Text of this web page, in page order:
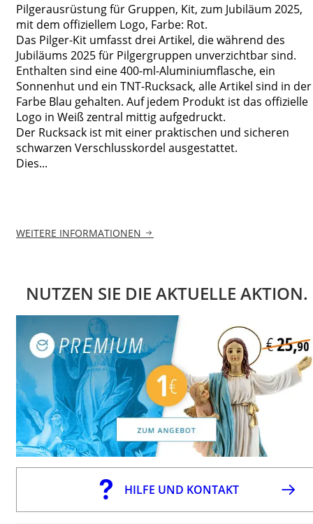
Pilgerausrüstung für Gruppen, Kit, zum Jubiläum 2025,
mit dem offiziellem Logo, Farbe: Rot.
Das Pilger-Kit umfasst drei Artikel, die während des
Jubiläums 2025 für Pilgergruppen unverzichtbar sind.
Enthalten sind eine 400-ml-Aluminiumflasche, ein
Sonnenhut und ein TNT-Rucksack, alle Artikel sind in der
Farbe Blau gehalten. Auf jedem Produkt ist das offizielle
Logo in Weiß zentral mittig aufgedruckt.
Der Rucksack ist mit einer praktischen und sicheren
schwarzen Verschlusskordel ausgestattet.
Dies...
WEITERE INFORMATIONEN
NUTZEN SIE DIE AKTUELLE AKTION.
HILFE UND KONTAKT